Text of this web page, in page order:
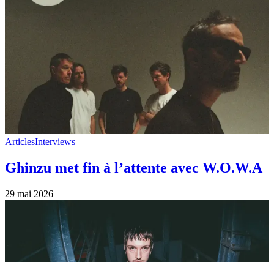
ArticlesInterviews
Ghinzu met fin à l’attente avec W.O.W.A
29 mai 2026